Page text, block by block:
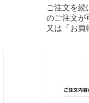
ご注文を続
のご注文が
又は「お買